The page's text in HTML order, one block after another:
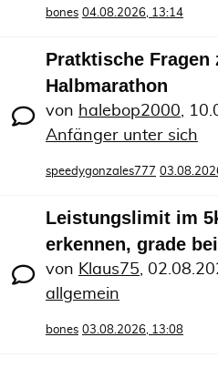
bones 04.08.2026, 13:14
Pratktische Fragen
Halbmarathon
von halebop2000
Anfänger unter sich
speedygonzales777
Leistungslimit im
erkennen, grade
von Klaus75
allgemein
bones 03.08.2026, 13:08